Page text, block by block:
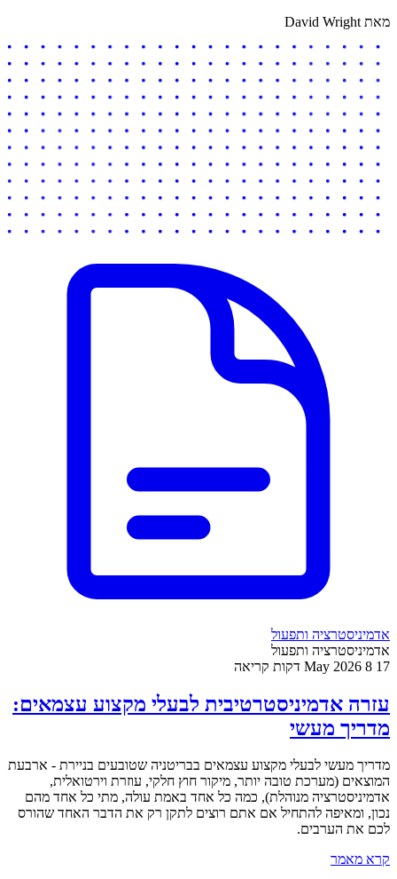
מאת David Wright
אדמיניסטרציה ותפעול
אדמיניסטרציה ותפעול
17 May 2026 8 דקות קריאה
עזרה אדמיניסטרטיבית לבעלי מקצוע עצמאים:
מדריך מעשי
מדריך מעשי לבעלי מקצוע עצמאים בבריטניה שטובעים בניירת - ארבעת
המוצאים (מערכת טובה יותר, מיקור חוץ חלקי, עוזרת וירטואלית,
אדמיניסטרציה מנוהלת), כמה כל אחד באמת עולה, מתי כל אחד מהם
נכון, ומאיפה להתחיל אם אתם רוצים לתקן רק את הדבר האחד שהורס
לכם את הערבים.
קרא מאמר